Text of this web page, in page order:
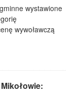
wystawione
wywoławczą